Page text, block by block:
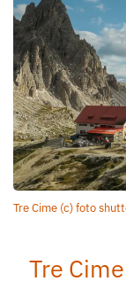
Tre
Tre Cime (c) foto